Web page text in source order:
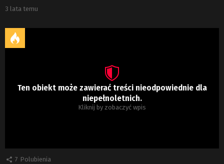
3 lata temu
Ten obiekt może zawierać treści nieodpowiednie dla
niepełnoletnich.
Kliknij by zobaczyć wpis
7 Polubienia